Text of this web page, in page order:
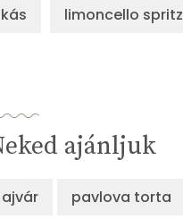
limoncello spritz
ajánljuk
ajvár pavlova torta